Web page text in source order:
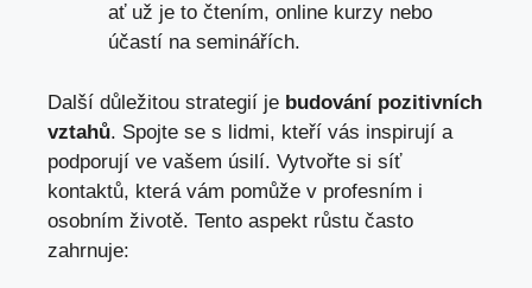
ať už je to čtením, online kurzy nebo
účastí na​ seminářích.
Další důležitou strategií je budování pozitivních
vztahů. Spojte se s lidmi, kteří vás ⁤inspirují a
podporují ⁢ve‌ vašem úsilí. Vytvořte si síť
kontaktů, ‍ která vám pomůže v profesním​ i
osobním životě. Tento aspekt růstu často
zahrnuje: